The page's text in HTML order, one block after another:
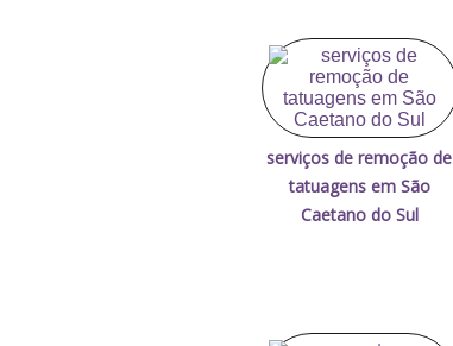
serviços de remoção de
tatuagens em São
Caetano do Sul